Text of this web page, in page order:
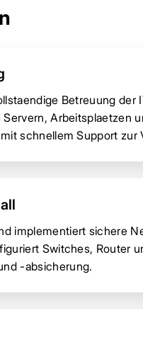
Betreuung
Arbeitsplaetzen
schnellem Support zur
implementiert sichere
Switches, Router
-absicherung.